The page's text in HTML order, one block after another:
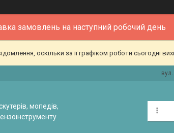
замовлень на наступний робочий день
оскільки за її графіком роботи сьогодні
мопедів,